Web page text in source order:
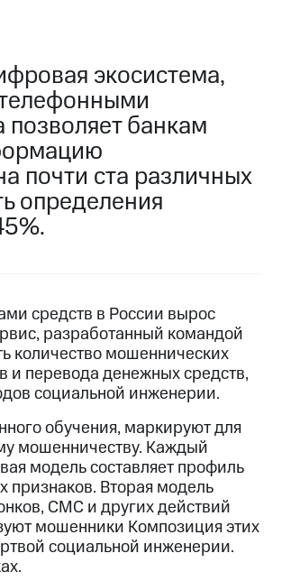
экосистема,
банкам
почти ста различных
определения
средств в России вырос
разработанный командой
количество мошеннических
и перевода денежных средств,
социальной инженерии.
обучения, маркируют для
мошенничеству. Каждый
модель составляет профиль
признаков. Вторая модель
СМС и других действий
мошенники Композиция этих
социальной инженерии.